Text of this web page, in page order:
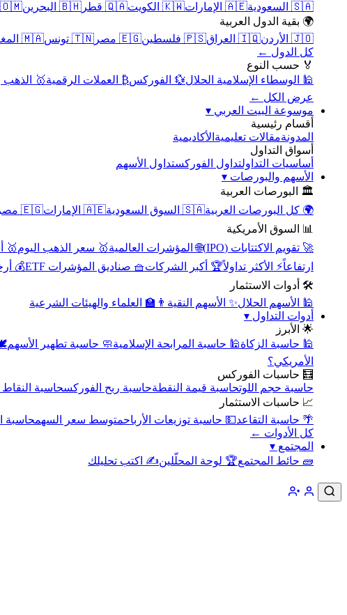
🇸🇦 السعودية
🇦🇪 الإمارات 🇰🇼 الكويت 🇶🇦 قطر 🇧🇭 البحرين
🇴🇲 عُمان
🌍 بقية الدول العربية
🇯🇴 الأردن
🇮🇶 العراق 🇵🇸 فلسطين 🇪🇬 مصر 🇹🇳 تونس 🇲🇦 المغرب
كل الدول ←
🏅 حسب النوع
🕌 الوسطاء الإسلامية الحلال💱 الفوركس₿ العملات الرقمية🥇 الذهب
عرض الكل ←
موسوعة البيت العربي ▾
أقسام رئيسية
المدونةمقالات تعليمية الأكاديمية
أسواق التداول
أساسيات التداولتداول الفوركستداول الأسهم
الأسهم والبورصات ▾
🏛️ البورصات العربية
🌍 كل البورصات العربية🇸🇦 السوق السعودية 🇦🇪 الإمارات 🇪🇬 مصر
📊 السوق الأمريكية
🚀 تقويم الاكتتابات (IPO)
🌐 المؤشرات العالمية🥇 سعر الذهب اليوم🥇
ارتفاعاً⚡ الأكثر تداولاً🏆 أكبر الشركات🧺 صناديق المؤشرات ETF 💰
🛠️ أدوات الاستثمار
🕌 الأسهم الحلال✨ الأسهم النقية 👨‍🏫 العلماء والهيئات الشرعية
أدوات التداول ▾
🌟 الأبرز
🕌 حاسبة الزكاة🕌 حاسبة المرابحة الإسلامية🧼 حاسبة تطهير الأسهم
الأمريكي؟
🧮 حاسبات الفوركس
حاسبة حجم اللوتحاسبة قيمة النقطةحاسبة ربح الفوركسحاسبة النقاط
📈 حاسبات الاستثمار
🌴 حاسبة التقاعد💵 حاسبة توزيعات الأرباحمتوسط سعر السهمحاسبة
كل الأدوات ←
المجتمع ▾
🧱 حائط المجتمع🏆 لوحة المحلّلين✍️ اكتب تحليلك